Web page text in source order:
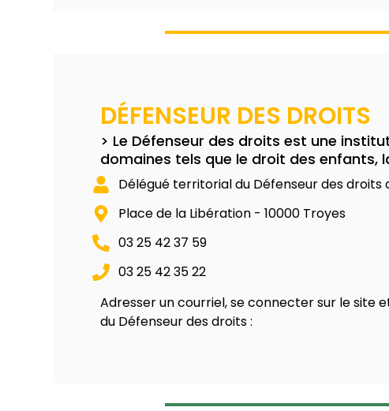
DÉFENSEUR DES DROITS
> Le Défenseur des droits est une
domaines tels que le droit des
Délégué territorial du Défenseur des droits
Place de la Libération - 10000 Troyes
03 25 42 37 59
03 25 42 35 22
Adresser un courriel, se connecter sur le site
du Défenseur des droits :